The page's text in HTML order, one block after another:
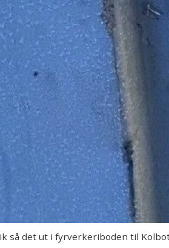
så det ut i fyrverkeriboden til